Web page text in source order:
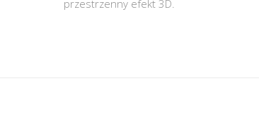
przestrzenny efekt 3D.